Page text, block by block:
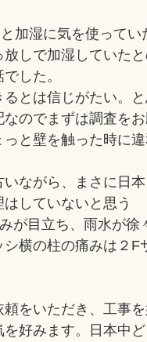
加湿に気を使ってい
しで加湿していた
した。
とは信じがたい。
なのでまずは調査を
壁を触った時に違
ながら、まさに日
はしていないと思う
が目立ち、雨水が
横の柱の痛みは２
をいただき、工事
を好みます。日本中